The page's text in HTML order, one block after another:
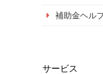
補助金ヘル
サービス